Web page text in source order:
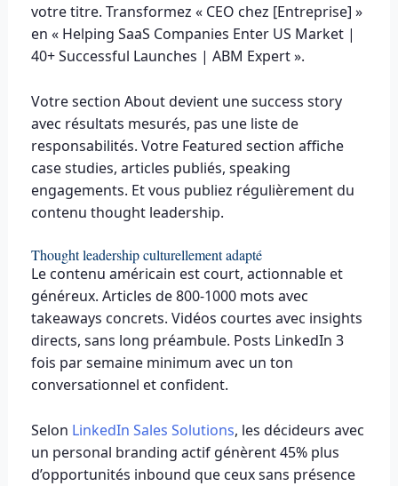
votre titre. Transformez « CEO chez [Entreprise] »
en « Helping SaaS Companies Enter US Market |
40+ Successful Launches | ABM Expert ».
Votre section About devient une success story
avec résultats mesurés, pas une liste de
responsabilités. Votre Featured section affiche
case studies, articles publiés, speaking
engagements. Et vous publiez régulièrement du
contenu thought leadership.
Thought leadership culturellement adapté
Le contenu américain est court, actionnable et
généreux. Articles de 800-1000 mots avec
takeaways concrets. Vidéos courtes avec insights
directs, sans long préambule. Posts LinkedIn 3
fois par semaine minimum avec un ton
conversationnel et confident.
Selon LinkedIn Sales Solutions, les décideurs avec
un personal branding actif génèrent 45% plus
d’opportunités inbound que ceux sans présence